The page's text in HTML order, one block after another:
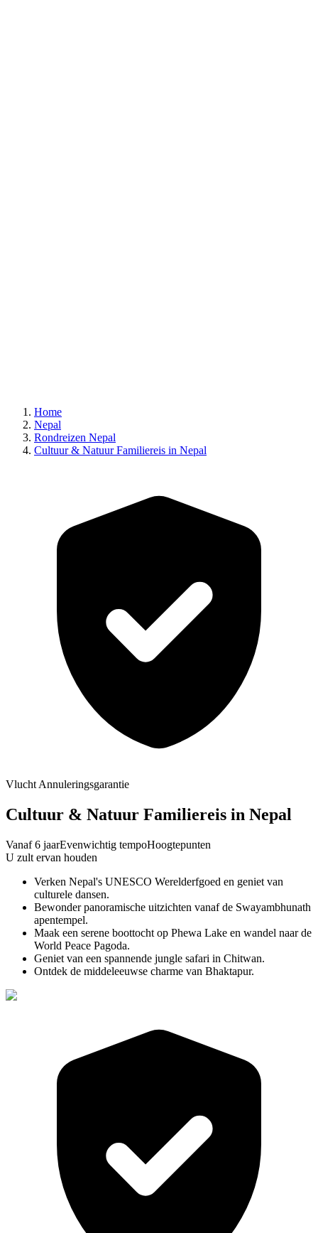
Home
Nepal
Rondreizen Nepal
Cultuur & Natuur Familiereis in Nepal
Vlucht Annuleringsgarantie
Cultuur & Natuur Familiereis in Nepal
Vanaf 6 jaarEvenwichtig tempoHoogtepunten
U zult ervan houden
Verken Nepal's UNESCO Werelderfgoed en geniet van
culturele dansen.
Bewonder panoramische uitzichten vanaf de Swayambhunath
apentempel.
Maak een serene boottocht op Phewa Lake en wandel naar de
World Peace Pagoda.
Geniet van een spannende jungle safari in Chitwan.
Ontdek de middeleeuwse charme van Bhaktapur.